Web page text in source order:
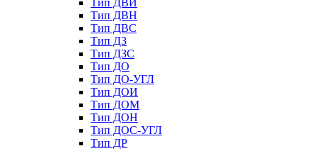
Тип ДВИ
Тип ДВН
Тип ДВС
Тип ДЗ
Тип ДЗС
Тип ДО
Тип ДО-УГЛ
Тип ДОИ
Тип ДОМ
Тип ДОН
Тип ДОС-УГЛ
Тип ДР